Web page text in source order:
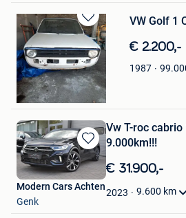
Bewaren
in
Mijn
Favorieten
VW Golf 1
€ 2.200,-
1987
gueret
Mons
Bewaren
in
Mijn
Favorieten
Vw T-roc cabrio
9.000km!!!
€ 31.900,-
2023 9.600 km
Modern Cars Achten
Genk